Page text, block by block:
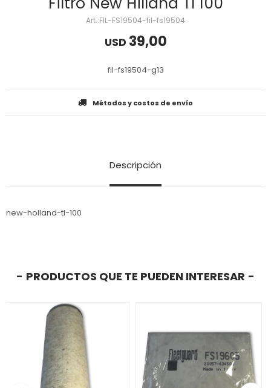
FIL-FS19504-fil-fs19504
USD 39,00
fil-fs19504-g13
Métodos y costos de envío
Descripción
new-holland-tl-100
PRODUCTOS QUE TE PUEDEN INTERESAR